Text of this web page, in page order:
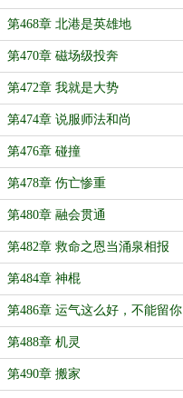
男人
第468章 北港是英雄地
第470章 磁场级投奔
第472章 我就是大势
第474章 说服师法和尚
第476章 碰撞
第478章 伤亡惨重
第480章 融会贯通
第482章 救命之恩当涌泉相报
第484章 神棍
第486章 运气这么好，不能留你
第488章 机灵
第490章 搬家